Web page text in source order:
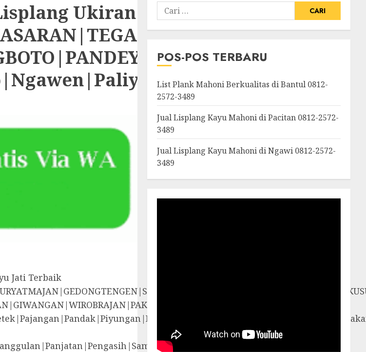
Ukiran Kayu Jati Terbaik
Jati Terbaik
POS-POS TERBARU
List Plank Mahoni Berkualitas di Bantul 0812-
2572-3489
Jual Lisplang Kayu Mahoni di Pacitan 0812-2572-
3489
Jual Lisplang Kayu Mahoni di Ngawi 0812-2572-
3489